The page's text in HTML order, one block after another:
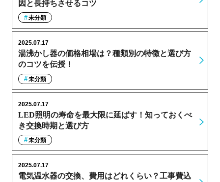
因と長持ちさせるコツ
未分類
湯沸かし器の価格相場は？種類別の特徴と選び方
のコツを伝授！
2025.07.17
未分類
LED照明の寿命を最大限に延ばす！知っておくべ
き交換時期と選び方
2025.07.17
未分類
電気温水器の交換、費用はどれくらい？工事費込
2025.07.17